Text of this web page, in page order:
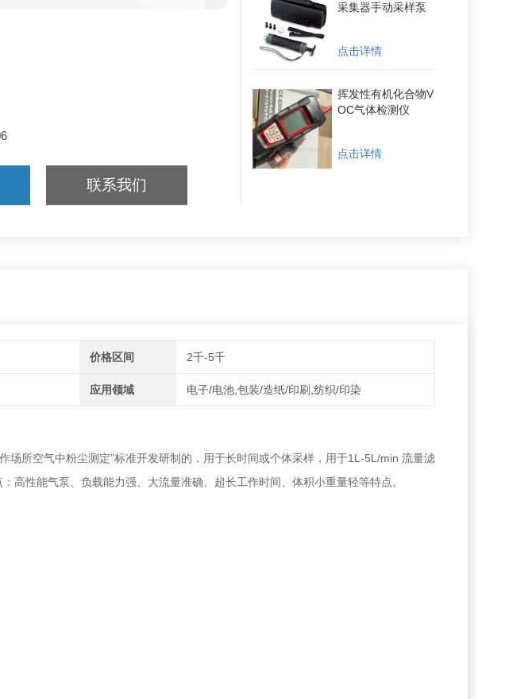
联系我们
采集器手动采样泵
点击详情
挥发性有机化合物V
OC气体检测仪
点击详情
价格区间 2千-5千
应用领域 电子/电池,包装/造纸/印刷,纺织/印染
场所空气中粉尘测定”标准开发研制的，用于长时间或个体采样，用于1L-5L/min 流量滤
高性能气泵、负载能力强、大流量准确、超长工作时间、体积小重量轻等特点。